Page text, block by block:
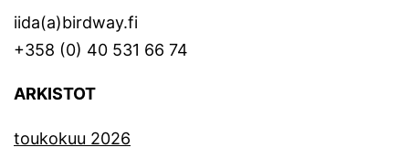
iida(a)birdway.fi
+358 (0) 40 531 66 74
ARKISTOT
toukokuu 2026